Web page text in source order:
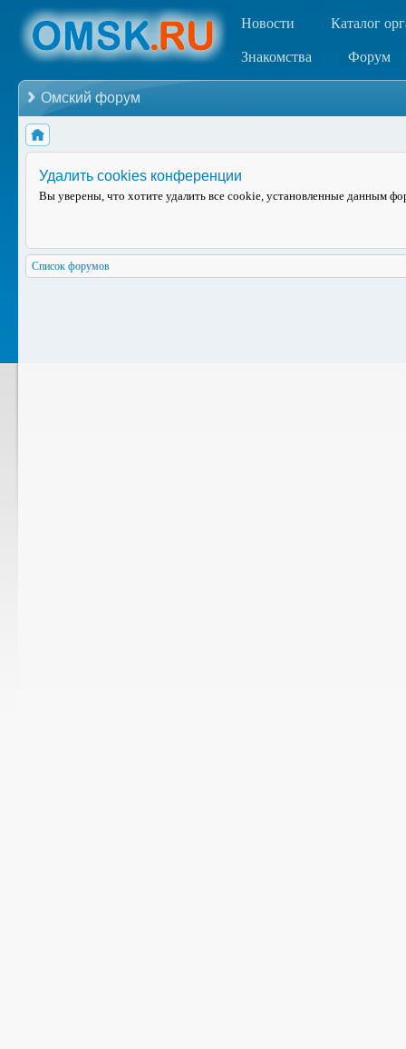
Новости Каталог
Знакомства Форум
Омский форум
Удалить cookies конференции
Вы уверены, что хотите удалить все cookie, установленные данным
Список форумов